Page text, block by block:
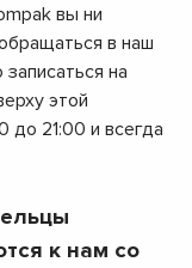
вы ни
в наш
на
этой
до 21:00 и всегда
к нам со